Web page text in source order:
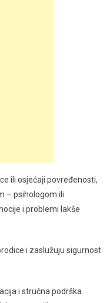
ili osjećaji povređenosti,
– psihologom ili
i problemi lakše
i zaslužuju sigurnost
i stručna podrška